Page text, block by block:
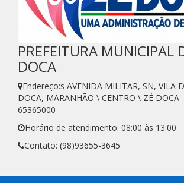
PREFEITURA MUNICIPAL
DOCA
Endereço:s AVENIDA MILITAR, SN, VILA
DOCA, MARANHÃO \ CENTRO \ ZÉ DOCA
65365000
Horário de atendimento: 08:00 às 13:00
Contato: (98)93655-3645